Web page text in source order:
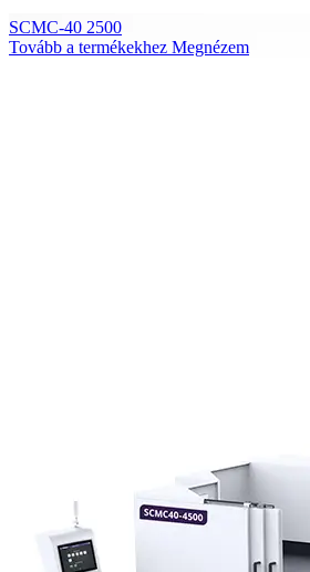
SCMC-40 2500
Tovább a termékekhez Megnézem